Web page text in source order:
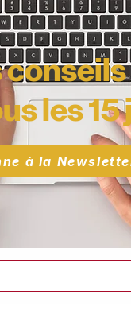
les 15
à la